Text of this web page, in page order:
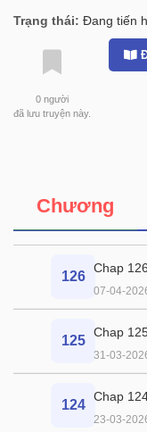
Trạng thái: Đang tiến
0 người
đã lưu truyện này.
Chương
126
Chap 126
07-04-
125
Chap
31-03-
124
Chap
23-03-